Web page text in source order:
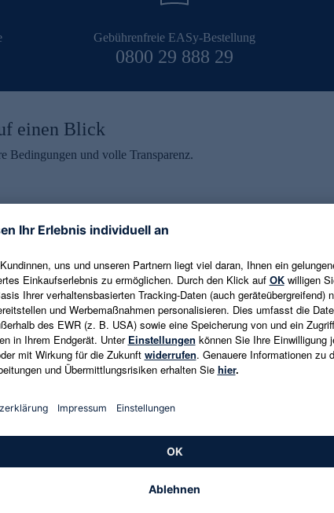
Gebührenfreie EASy-Bestellung
0800 29 888 29
einen Blick
Bedingungen und volle Transparenz.
erhalten
und aktuelle Trends,
Als Dankeschön
Abmeldung ist jederzeit in
E-Mail-Adresse eingeben
Es gelten die Datenschutzrichtlinien